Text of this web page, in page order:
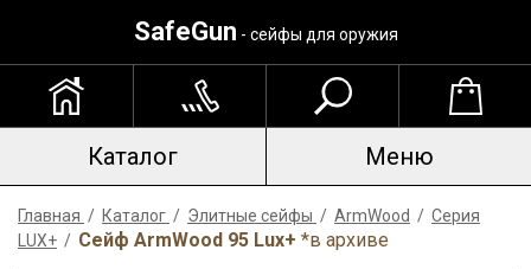
SafeGun - сейфы для оружия
Каталог Меню
Главная / Каталог / Элитные сейфы / ArmWood / Серия
LUX+ / Сейф ArmWood 95 Lux+ *в архиве